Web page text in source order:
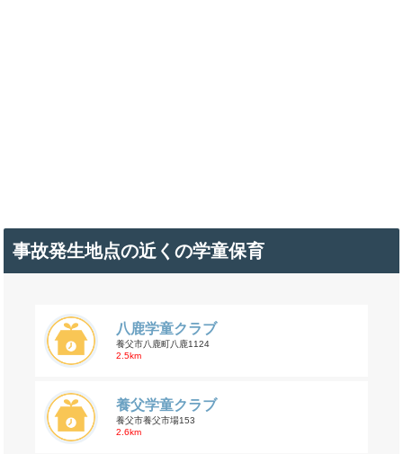
事故発生地点の近くの学童保育
八鹿学童クラブ
養父市八鹿町八鹿1124
2.5km
養父学童クラブ
養父市養父市場153
2.6km